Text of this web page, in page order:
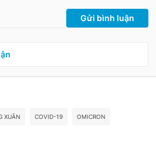
Gửi bình luận
XUÂN COVID-19 OMICRON